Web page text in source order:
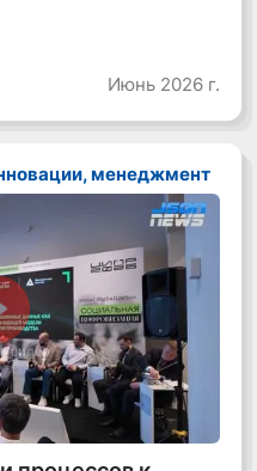
Июнь 2026 г.
менеджмент
видео